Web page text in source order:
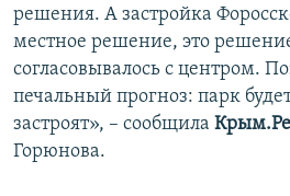
решения. А застройка
местное решение, это
согласовывалось с центром.
печальный прогноз: парк
застроят», – сообщила
Горюнова.